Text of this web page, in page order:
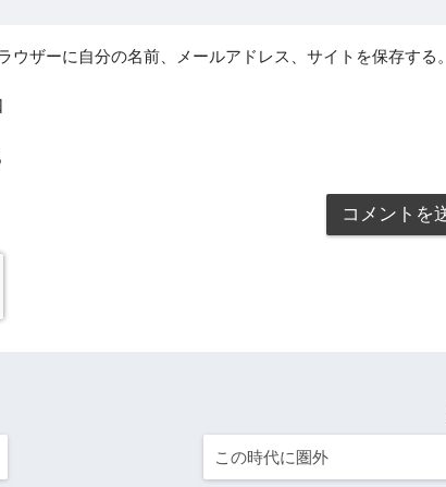
ウザーに自分の名前、メールアドレス、サイトを保存する。
この時代に圏外